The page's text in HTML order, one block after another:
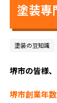
塗装専
塗装の豆知識
堺市の皆様
堺市創業年